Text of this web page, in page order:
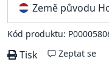
Země původu
Kód produktu:
Tisk Zeptat se